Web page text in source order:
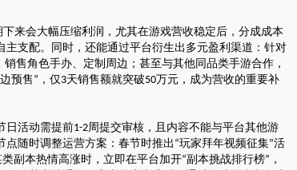
致力于为全球游戏企业提供领先的支付服务
一元买号
使账号流通，
来会大幅压缩利润，尤其在游戏营收稳定后，分成成本
支配。同时，还能通过平台衍生出多元盈利渠道：针对
售角色手办、定制周边；甚至与其他同品类手游合作，
预售” ，仅 3天销售额就突破50万元，成为营收的重要补
日活动需提前1-2周提交审核，且内容不能与平台其他游
随时调整运营方案：春节时推出 “玩家拜年视频征集”活
类副本热情高涨时，立即在平台加开“副本挑战排行榜” ，